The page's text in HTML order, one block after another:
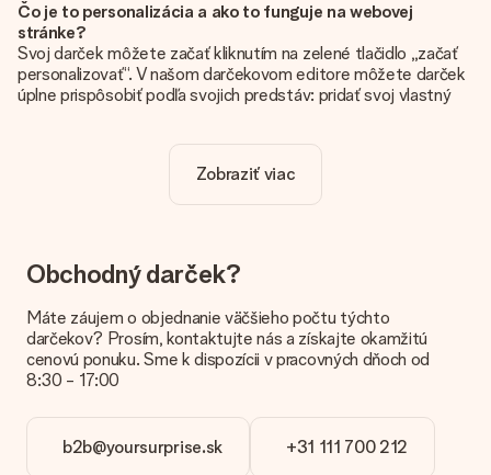
Čo je to personalizácia a ako to funguje na webovej
stránke?
Svoj darček môžete začať kliknutím na zelené tlačidlo „začať
personalizovať“. V našom darčekovom editore môžete darček
úplne prispôsobiť podľa svojich predstáv: pridať svoj vlastný
Je personalizácia zahrnutá v cene?
Cena uvedená na webovej stránke zahŕňa personalizáciu Vášho
Ako zistím, či má môj obrázok správnu kvalitu?
Chceme sa uistiť, že ste so svojím darčekom úplne spokojní.
ste istí kvalitou obrázka, kontaktujte náš tím služieb
zákazníkom a priložte svoju fotografiu spolu s darčekom, ktorý
máte záujem objednať. Oni potom môžu skontrolovať kvalitu
za vás!
Aké formáty môžem odovzdať?
Nahrajete súbory JPG a PNG do nášho editora. Je to príliš
technické alebo máte obrázok iného formátu, ktorý by ste
Zobraziť viac
Obchodný darček?
Máte záujem o objednanie väčšieho počtu týchto
darčekov? Prosím, kontaktujte nás a získajte okamžitú
cenovú ponuku. Sme k dispozícii v pracovných dňoch od
8:30 - 17:00
b2b@yoursurprise.sk +31 111 700 212